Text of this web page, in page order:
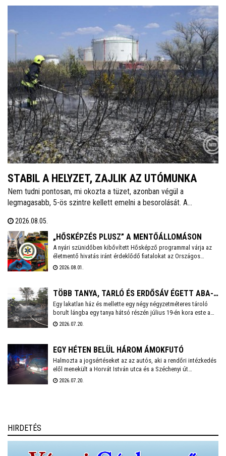
STABIL A HELYZET, ZAJLIK AZ UTÓMUNKA
Nem tudni pontosan, mi okozta a tüzet, azonban végül a
legmagasabb, 5-ös szintre kellett emelni a besorolását. A
kockázatott jelentett - tájékoztatott közösségi oldalán dr. Cser-
Palkovics András polgármester. A környék két utcáiból hatvanegy
embert menekítettek ki, őket már visszaengedték otthonukba.
2026.08.05.
„HŐSKÉPZÉS PLUSZ” A MENTŐÁLLOMÁSON
A nyári szünidőben kibővített Hősképző programmal várja az
életmentő hivatás iránt érdeklődő fiatalokat az Országos
Mentőszolgálat. Életmentő kiképzés, élményprogram,
program, amelyre előzetesen kell jelentkezni a
czako.attila@mentok.hu email címen.
2026.08.01.
TÖBB TANYA, TARLÓ ÉS ERDŐSÁV ÉGETT ABA-
BELSŐBÁRÁNDNÁL
Egy lakatlan ház és mellette egy négy négyzetméteres tároló
borult lángba egy tanya hátsó részén július 19-én kora este a
63-as főút mellett, Aba-Belsőbárándnál. Az erős szélben a tűz
tárolt lom is meggyulladt.
2026.07.20.
EGY HÉTEN BELÜL HÁROM ÁMOKFUTÓ
Halmozta a jogsértéseket az az autós, aki a rendőri intézkedés
elől menekült a Horvát István utca és a Széchenyi út
kereszteződésétől. Végül több rendőri egység összehangolt
2026.07.20.
HIRDETÉS